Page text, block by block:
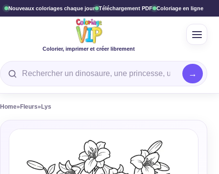
Nouveaux coloriages chaque jour Téléchargement PDF Coloriage en ligne
Colorier, imprimer et créer librement
Rechercher un coloriage
Home» Fleurs» Lys